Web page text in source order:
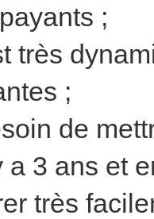
;
très
;
de
a 3 ans et
très